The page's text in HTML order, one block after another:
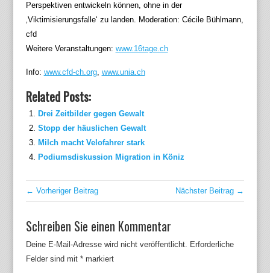
Perspektiven entwickeln können, ohne in der
‚Viktimisierungsfalle‘ zu landen. Moderation: Cécile Bühlmann,
cfd
Weitere Veranstaltungen: www.16tage.ch
Info: www.cfd-ch.org, www.unia.ch
Related Posts:
Drei Zeitbilder gegen Gewalt
Stopp der häuslichen Gewalt
Milch macht Velofahrer stark
Podiumsdiskussion Migration in Köniz
← Vorheriger Beitrag Nächster Beitrag →
Schreiben Sie einen Kommentar
Deine E-Mail-Adresse wird nicht veröffentlicht. Erforderliche
Felder sind mit *markiert